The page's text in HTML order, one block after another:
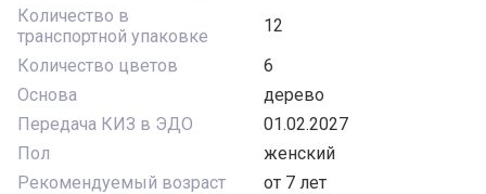
Количество в
транспортной упаковке
12
Количество цветов
6
Основа
дерево
Передача КИЗ в ЭДО
01.02.2027
Пол
женский
Рекомендуемый возраст
от 7 лет